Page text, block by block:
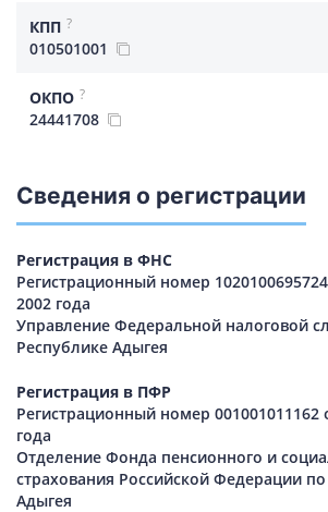
КПП ?
010501001
ОКПО ?
24441708
Сведения о регистрации
Регистрация в ФНС
Регистрационный номер
2002 года
Управление Федеральной налоговой
Республике Адыгея
Регистрация в ПФР
Регистрационный номер 001001011162
года
Отделение Фонда пенсионного и
страхования Российской Федерации
Адыгея